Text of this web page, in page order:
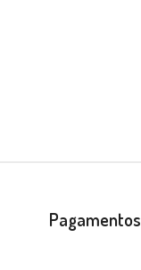
Pagamentos